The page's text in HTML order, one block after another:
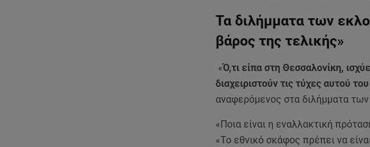
Τα διλήμματα των
βάρος της τελικής»
«Ό,τι είπα στη Θεσσαλονίκη,
διαχειριστούν τις τύχες αυτού
αναφερόμενος στα διλήμματα των
«Ποια είναι η εναλλακτική
«Το εθνικό σκάφος πρέπει να